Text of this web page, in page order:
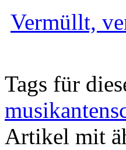
Vermüllt,
Tags für
Artikel mit